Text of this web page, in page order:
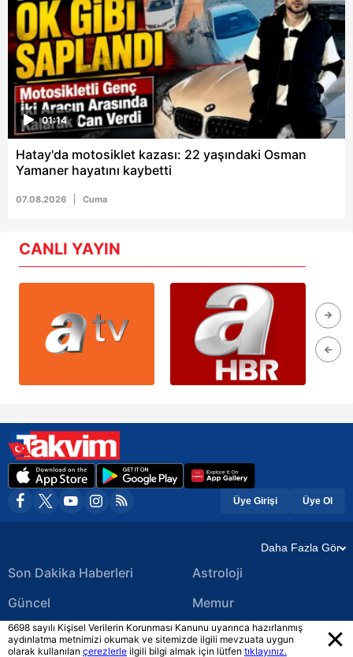
01:14
Hatay'da motosiklet kazası: 22 yaşındaki Osman
Yamaner hayatını kaybetti
07.08.2026 Cuma
CANLI YAYIN
Üye Girişi Üye Ol
Daha Fazla Gör
Son Dakika Haberleri
Güncel
Ekonomi Haberleri
Astroloji
Memur
Yerel Haberler
6698 sayılı Kişisel Verilerin Korunması Kanunu uyarınca hazırlanmış
aydınlatma metnimizi okumak ve sitemizde ilgili mevzuata uygun
olarak kullanılan çerezlerle ilgili bilgi almak için lütfen tıklayınız.